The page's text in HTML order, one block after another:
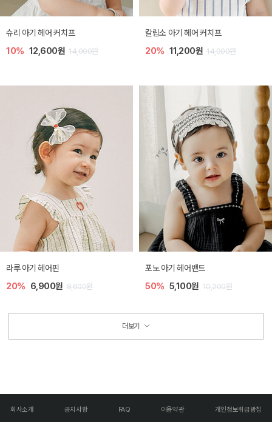
슈리 아기 헤어 커치프
10% 12,600원 14,000원
칼립소 아기 헤어 커치프
20% 11,200원 14,000원
라루 아기 헤어핀
20% 6,900원 8,600원
포노 아기 헤어밴드
50% 5,100원 10,200원
더보기
회사소개 공지사항 FAQ 이용약관 개인정보취급방침